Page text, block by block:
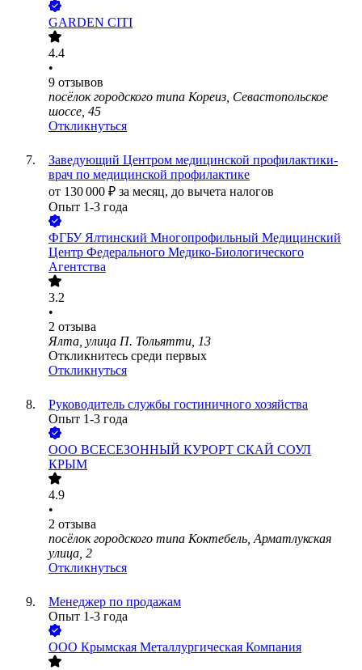
GARDEN CITI
4.4
•
9 отзывов
посёлок городского типа Кореиз, Севастопольское
шоссе, 45
Откликнуться
Заведующий Центром медицинской профилактики-
врач по медицинской профилактике
от 130 000 ₽ за месяц, до вычета налогов
Опыт 1-3 года
ФГБУ Ялтинский Многопрофильный Медицинский
Центр Федерального Медико-Биологического
Агентства
3.2
•
2 отзыва
Ялта, улица П. Тольятти, 13
Откликнитесь среди первых
Откликнуться
Руководитель службы гостиничного хозяйства
Опыт 1-3 года
ООО ВСЕСЕЗОННЫЙ КУРОРТ СКАЙ СОУЛ
КРЫМ
4.9
•
2 отзыва
посёлок городского типа Коктебель, Арматлукская
улица, 2
Откликнуться
Менеджер по продажам
Опыт 1-3 года
ООО Крымская Металлургическая Компания